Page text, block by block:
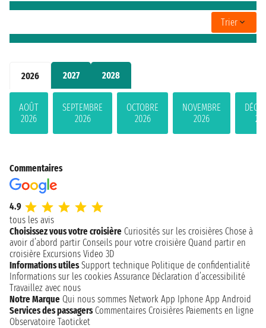
2026 2027 2028
AOÛT
2026
SEPTEMBRE
2026
OCTOBRE
2026
NOVEMBRE
2026
Trier
Commentaires
4.9
tous les avis
Choisissez vous votre croisière Curiosités sur les croisières Chose à
avoir d’abord partir Conseils pour votre croisière Quand partir en
croisière Excursions Video 3D
Informations utiles Support technique Politique de confidentialité
Informations sur les cookies Assurance Déclaration d’accessibilité
Travaillez avec nous
Notre Marque Qui nous sommes Network App Iphone App Android
Services des passagers Commentaires Croisières Paiements en ligne
Observatoire Taoticket